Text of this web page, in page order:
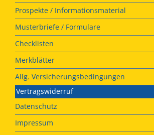
Prospekte / Informationsmaterial
Musterbriefe / Formulare
Checklisten
Merkblätter
Allg. Versicherungsbedingungen
Vertragswiderruf
Datenschutz
Impressum